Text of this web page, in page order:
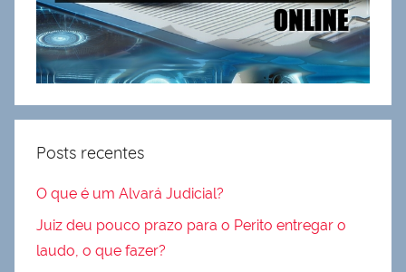
Posts recentes
O que é um Alvará Judicial?
Juiz deu pouco prazo para o Perito entregar o
laudo, o que fazer?